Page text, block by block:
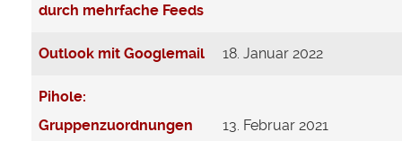
durch mehrfache Feeds
Outlook mit Googlemail 18. Januar 2022
Pihole:
Gruppenzuordnungen
13. Februar 2021